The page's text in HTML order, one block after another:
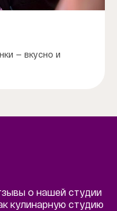
— вкусно и
о нашей студии
кулинарную студию